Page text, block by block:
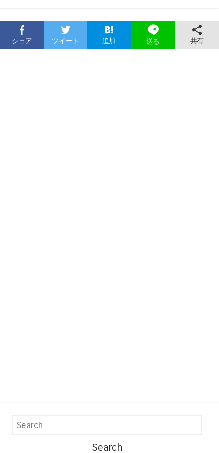
シェア ツイート 追加 送る 共有
Search